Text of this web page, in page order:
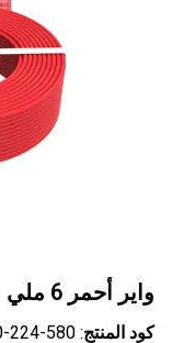
واير أحمر 6 ملي
كود المنتج: ‎40-224-580